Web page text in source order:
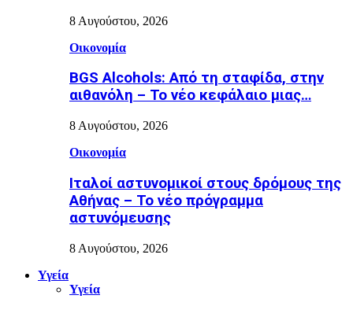
8 Αυγούστου, 2026
Οικονομία
BGS Alcohols: Από τη σταφίδα, στην
αιθανόλη – Το νέο κεφάλαιο μιας…
8 Αυγούστου, 2026
Οικονομία
Ιταλοί αστυνομικοί στους δρόμους της
Αθήνας – Το νέο πρόγραμμα
αστυνόμευσης
8 Αυγούστου, 2026
Υγεία
Υγεία